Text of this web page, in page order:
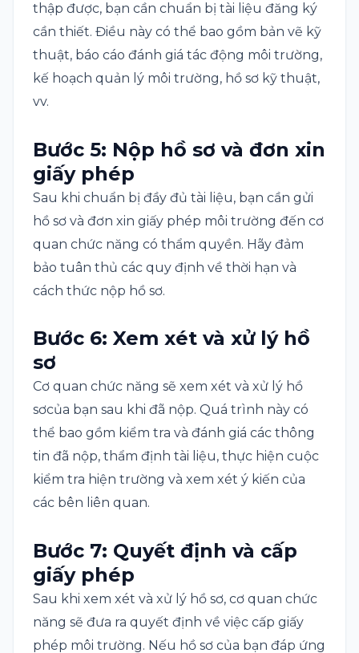
thập được, bạn cần chuẩn bị tài liệu đăng ký
cần thiết. Điều này có thể bao gồm bản vẽ kỹ
thuật, báo cáo đánh giá tác động môi trường,
kế hoạch quản lý môi trường, hồ sơ kỹ thuật,
vv.
Bước 5: Nộp hồ sơ và đơn xin
giấy phép
Sau khi chuẩn bị đầy đủ tài liệu, bạn cần gửi
hồ sơ và đơn xin giấy phép môi trường đến cơ
quan chức năng có thẩm quyền. Hãy đảm
bảo tuân thủ các quy định về thời hạn và
cách thức nộp hồ sơ.
Bước 6: Xem xét và xử lý hồ
sơ
Cơ quan chức năng sẽ xem xét và xử lý hồ
sơcủa bạn sau khi đã nộp. Quá trình này có
thể bao gồm kiểm tra và đánh giá các thông
tin đã nộp, thẩm định tài liệu, thực hiện cuộc
kiểm tra hiện trường và xem xét ý kiến của
các bên liên quan.
Bước 7: Quyết định và cấp
giấy phép
Sau khi xem xét và xử lý hồ sơ, cơ quan chức
năng sẽ đưa ra quyết định về việc cấp giấy
phép môi trường. Nếu hồ sơ của bạn đáp ứng